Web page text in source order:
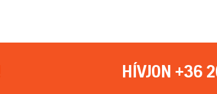
HÍVJON +36